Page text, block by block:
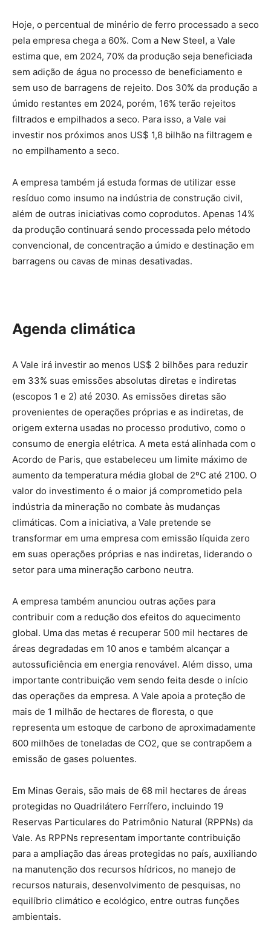
Hoje, o percentual de minério de ferro processado a seco
pela empresa chega a 60%. Com a New Steel, a Vale
estima que, em 2024, 70% da produção seja beneficiada
sem adição de água no processo de beneficiamento e
sem uso de barragens de rejeito. Dos 30% da produção a
úmido restantes em 2024, porém, 16% terão rejeitos
filtrados e empilhados a seco. Para isso, a Vale vai
investir nos próximos anos US$ 1,8 bilhão na filtragem e
no empilhamento a seco.
A empresa também já estuda formas de utilizar esse
resíduo como insumo na indústria de construção civil,
além de outras iniciativas como coprodutos. Apenas 14%
da produção continuará sendo processada pelo método
convencional, de concentração a úmido e destinação em
barragens ou cavas de minas desativadas.
Agenda climática
A Vale irá investir ao menos US$ 2 bilhões para reduzir
em 33% suas emissões absolutas diretas e indiretas
(escopos 1 e 2) até 2030. As emissões diretas são
provenientes de operações próprias e as indiretas, de
origem externa usadas no processo produtivo, como o
consumo de energia elétrica. A meta está alinhada com o
Acordo de Paris, que estabeleceu um limite máximo de
aumento da temperatura média global de 2ºC até 2100. O
valor do investimento é o maior já comprometido pela
indústria da mineração no combate às mudanças
climáticas. Com a iniciativa, a Vale pretende se
transformar em uma empresa com emissão líquida zero
em suas operações próprias e nas indiretas, liderando o
setor para uma mineração carbono neutra.
A empresa também anunciou outras ações para
contribuir com a redução dos efeitos do aquecimento
global. Uma das metas é recuperar 500 mil hectares de
áreas degradadas em 10 anos e também alcançar a
autossuficiência em energia renovável. Além disso, uma
importante contribuição vem sendo feita desde o início
das operações da empresa. A Vale apoia a proteção de
mais de 1 milhão de hectares de floresta, o que
representa um estoque de carbono de aproximadamente
600 milhões de toneladas de CO2, que se contrapõem a
emissão de gases poluentes.
Em Minas Gerais, são mais de 68 mil hectares de áreas
protegidas no Quadrilátero Ferrífero, incluindo 19
Reservas Particulares do Patrimônio Natural (RPPNs) da
Vale. As RPPNs representam importante contribuição
para a ampliação das áreas protegidas no país, auxiliando
na manutenção dos recursos hídricos, no manejo de
recursos naturais, desenvolvimento de pesquisas, no
equilíbrio climático e ecológico, entre outras funções
ambientais.